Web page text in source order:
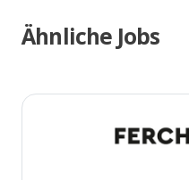
Ähnliche Jobs